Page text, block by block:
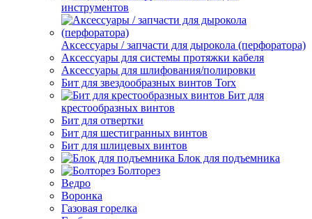
инструментов
Аксессуары / запчасти для дырокола (перфоратора)
Аксессуары для системы протяжки кабеля
Аксессуары для шлифования/полировки
Бит для звездообразных винтов Torx
Бит для
крестообразных винтов
Бит для отвертки
Бит для шестигранных винтов
Бит для шлицевых винтов
Блок для подъемника
Болторез
Ведро
Воронка
Газовая горелка